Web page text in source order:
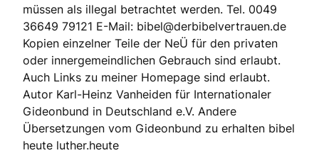
müssen als illegal betrachtet werden. Tel. 0049
36649 79121 E-Mail: bibel@derbibelvertrauen.de
Kopien einzelner Teile der NeÜ für den privaten
oder innergemeindlichen Gebrauch sind erlaubt.
Auch Links zu meiner Homepage sind erlaubt.
Autor Karl-Heinz Vanheiden für Internationaler
Gideonbund in Deutschland e.V. Andere
Übersetzungen vom Gideonbund zu erhalten bibel
heute luther.heute